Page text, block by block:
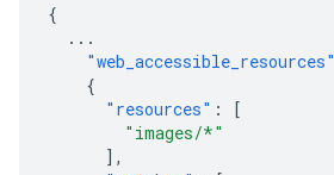
{
...
"web_accessible_resources"
{
"resources" :
[
"images/*"
],